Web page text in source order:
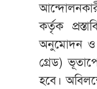
কর্তৃক
অনুমোদন ও
গ্রেড)
হবে।